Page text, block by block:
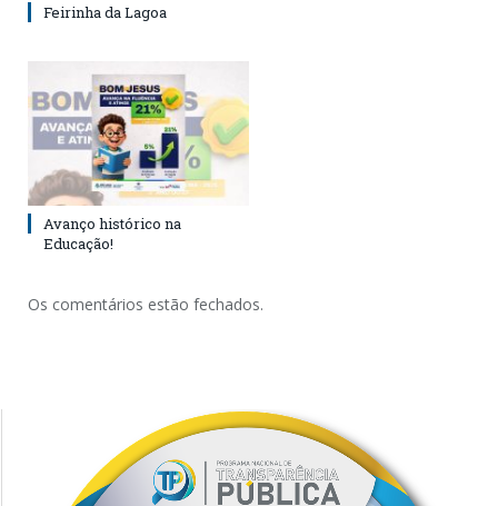
Feirinha da Lagoa
Avanço histórico na
Educação!
Os comentários estão fechados.